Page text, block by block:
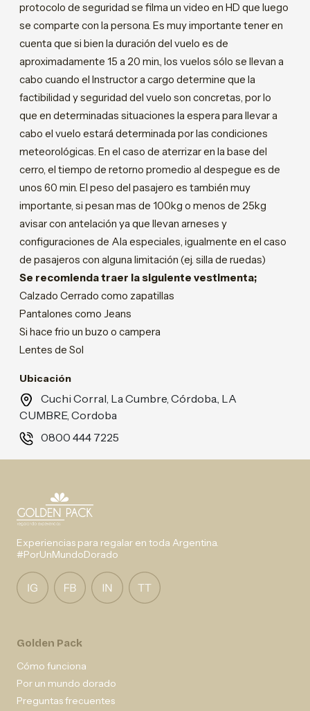
protocolo de seguridad se filma un video en HD que luego
se comparte con la persona. Es muy importante tener en
cuenta que si bien la duración del vuelo es de
aproximadamente 15 a 20 min., los vuelos sólo se llevan a
cabo cuando el Instructor a cargo determine que la
factibilidad y seguridad del vuelo son concretas, por lo
que en determinadas situaciones la espera para llevar a
cabo el vuelo estará determinada por las condiciones
meteorológicas. En el caso de aterrizar en la base del
cerro, el tiempo de retorno promedio al despegue es de
unos 60 min. El peso del pasajero es también muy
importante, si pesan mas de 100kg o menos de 25kg
avisar con antelación ya que llevan arneses y
configuraciones de Ala especiales, igualmente en el caso
de pasajeros con alguna limitación (ej. silla de ruedas)
Se recomienda traer la siguiente vestimenta;
Calzado Cerrado como zapatillas
Pantalones como Jeans
Si hace frio un buzo o campera
Lentes de Sol
Ubicación
Cuchi Corral, La Cumbre, Córdoba., LA
CUMBRE, Cordoba
0800 444 7225
Experiencias para regalar en toda Argentina.
#PorUnMundoDorado
Golden Pack
Cómo funciona
Por un mundo dorado
Preguntas frecuentes